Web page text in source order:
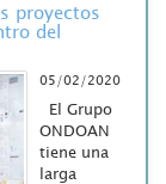
proyectos
del
05/02/2020
El Grupo
ONDOAN
tiene una
larga